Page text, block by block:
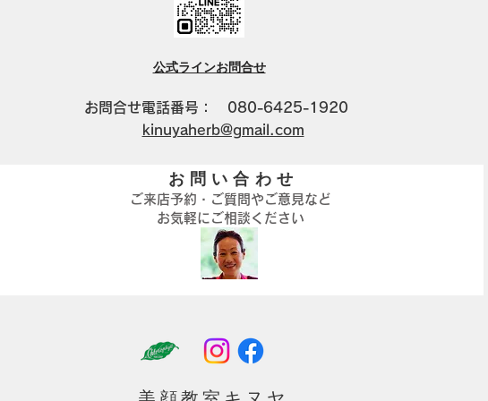
公式ラインお問合せ
​お問合せ電話番号： 080-6425-1920
kinuyaherb@gmail.com
お問い合わせ
ご来店予約・ご質問やご意見など
お気軽にご相談ください